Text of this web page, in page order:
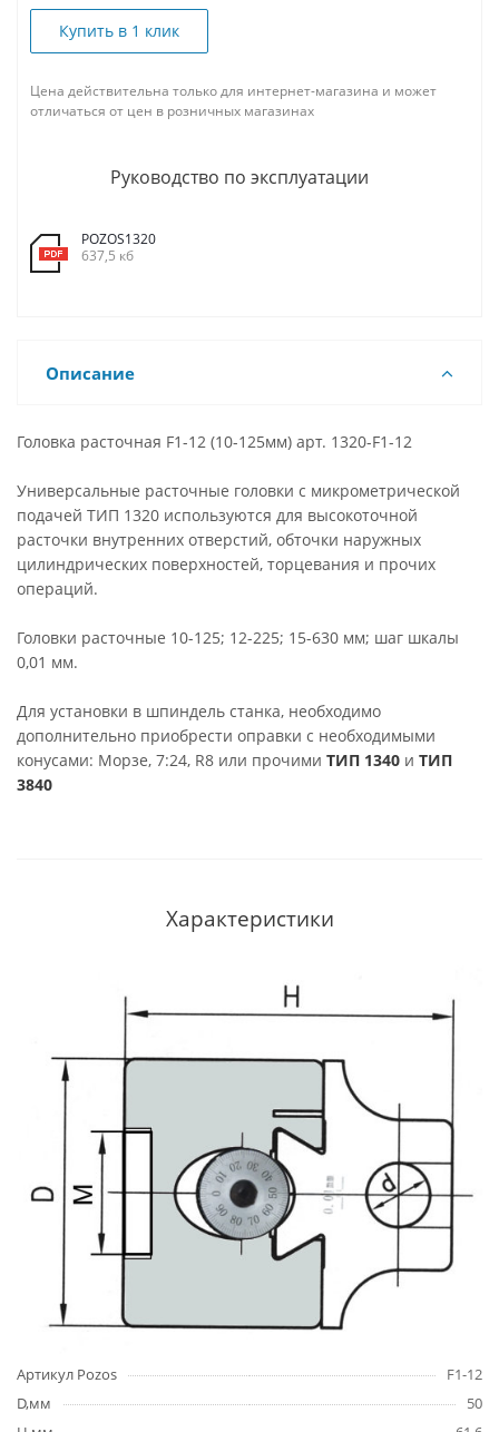
Купить в 1 клик
Цена действительна только для интернет-магазина и может
отличаться от цен в розничных магазинах
Руководство по эксплуатации
POZOS1320
637,5 кб
Описание
Головка расточная F1-12 (10-125мм) арт. 1320-F1-12
Универсальные расточные головки с микрометрической
подачей ТИП 1320 используются для высокоточной
расточки внутренних отверстий, обточки наружных
цилиндрических поверхностей, торцевания и прочих
операций.
Головки расточные 10-125; 12-225; 15-630 мм; шаг шкалы
0,01 мм.
Для установки в шпиндель станка, необходимо
дополнительно приобрести оправки с необходимыми
конусами: Морзе, 7:24, R8 или прочими ТИП 1340 и ТИП
3840
Характеристики
Артикул Pozos
F1-12
D,мм
50